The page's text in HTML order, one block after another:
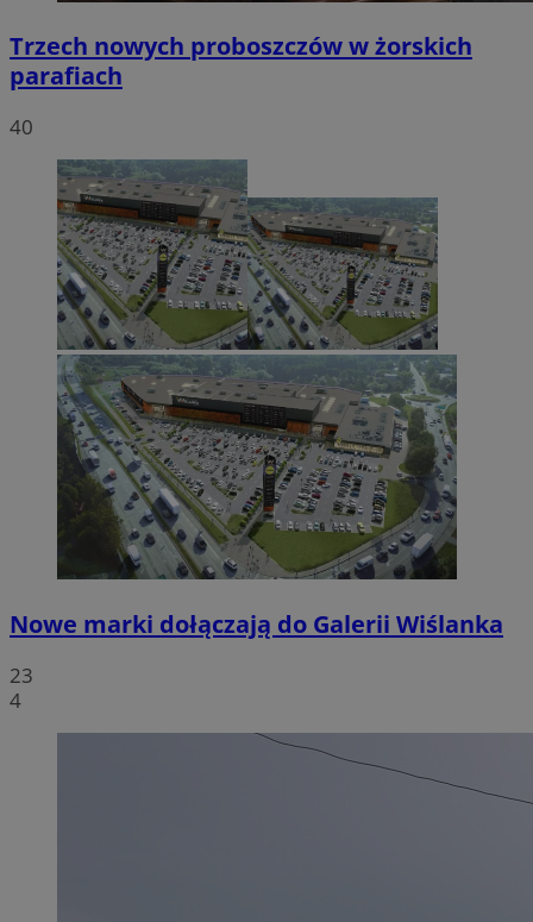
Trzech nowych proboszczów w żorskich
parafiach
40
Nowe marki dołączają do Galerii Wiślanka
23
4